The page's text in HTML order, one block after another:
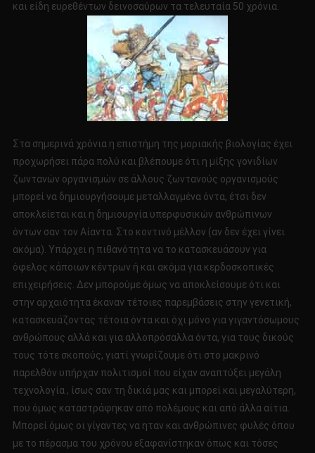
και είδη ευρεθέντων δεινοσαύρων τα τελευταία 50 χρόνια.
Στα σημερινά χρόνια η επιστήμη της μοριακής βιολογίας έχει
προχωρήσει πάρα πολύ και βλέπουμε ότι η μίξης γονιδίων
ζωντανών οργανισμών σε άλλους ζωντανούς οργανισμούς
μπορεί να δημιουργήσουμε μεταλλαγμένα όντα, έτσι δεν
αποκλείεται και η δημιουργία υπερφυσικών ανθρώπινων
όντων σαν τον Αίαντα. Στο κοντινό μέλλον (αν δεν έχει γίνει
ακόμα). Υπάρχει η πιθανότητα να το κατασκευάσουν για
όφελος κάποιων κέντρων ή και ακόμα για κερδοσκοπικές
επιχειρήσεις. Δεν μπορούμε όμως να αποκλείσουμε ότι και
στην αρχαιότητα έκαναν τέτοιες παρεμβάσεις στην γενετική,
κατασκευάζοντας τέτοια όντα και όχι μόνο για γιγαντόσωμους
ανθρώπους αλλά και για αλλοπρόσαλλα όντα, για τους δικούς
τους τότε σκοπούς, γιατί γνωρίζουμε ότι στο μακρινό
παρελθόν υπήρχαν πολιτισμοί που είχαν αναπτύξει μεγάλη
τεχνολογία , ίσως σαν τη δικιά μας και μπορεί και μεγαλύτερη,
που όμως καταστράφηκαν από πολέμους και από άλλα αίτια.
Μπορεί όμως οι γίγαντες να ηταν και ανθρώπινες φυλές όπου
με το πέρασμα του χρόνου εξαφανίστηκαν όπως και τόσες